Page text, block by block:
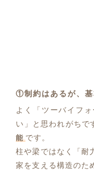
①制約はあるが、基
よく「ツーバイフ
い」と思われがちで
能 です。
柱や梁ではなく「耐
家を支える構造のた